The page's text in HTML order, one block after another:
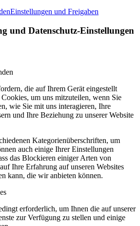
Einstellungen und Freigaben
und Datenschutz-Einstellungen
die auf Ihrem Gerät eingestellt
um uns mitzuteilen, wenn Sie
wie Sie mit uns interagieren, Ihre
und Ihre Beziehung zu unserer Website
Kategorienüberschriften, um
auch einige Ihrer Einstellungen
das Blockieren einiger Arten von
Ihre Erfahrung auf unseren Websites
kann, die wir anbieten können.
erforderlich, um Ihnen die auf unserer
zur Verfügung zu stellen und einige